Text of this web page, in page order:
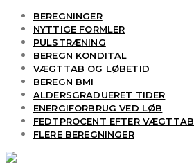
BEREGNINGER
NYTTIGE FORMLER
PULSTRÆNING
BEREGN KONDITAL
VÆGTTAB OG LØBETID
BEREGN BMI
ALDERSGRADUERET TIDER
ENERGIFORBRUG VED LØB
FEDTPROCENT EFTER VÆGTTAB
FLERE BEREGNINGER